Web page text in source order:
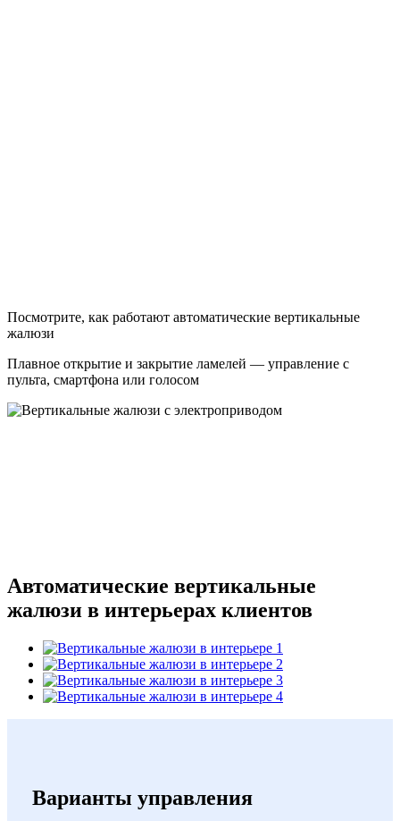
Посмотрите, как работают автоматические вертикальные
жалюзи
Плавное открытие и закрытие ламелей — управление с
пульта, смартфона или голосом
Автоматические вертикальные
жалюзи в интерьерах клиентов
Варианты управления